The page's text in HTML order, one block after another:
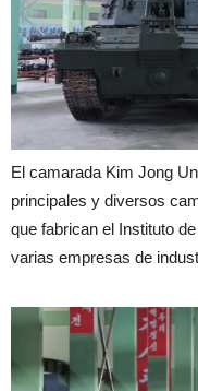
El camarada Kim Jong
principales y diversos
que fabrican el Instituto
varias empresas de